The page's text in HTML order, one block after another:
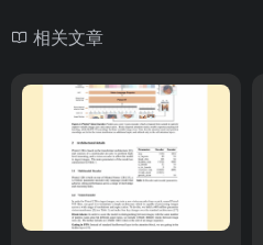
相关文章